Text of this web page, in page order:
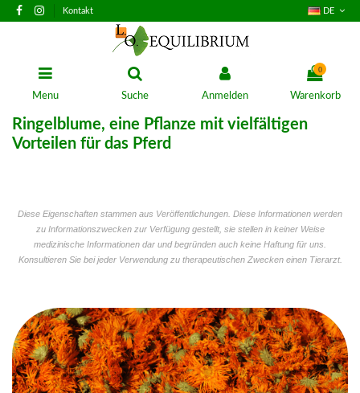
Kontakt DE
Menu Suche Anmelden
0
Warenkorb
Ringelblume, eine Pflanze mit vielfältigen
Vorteilen für das Pferd
Diese Eigenschaften stammen aus Veröffentlichungen. Diese Informationen werden
zu Informationszwecken zur Verfügung gestellt, sie stellen in keiner Weise
medizinische Informationen dar und begründen auch keine Haftung für uns.
Konsultieren Sie bei jeder Verwendung zu therapeutischen Zwecken einen Tierarzt.